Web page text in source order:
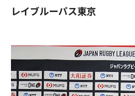
レイブルーパス東京